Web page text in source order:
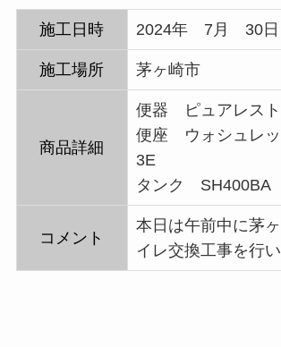
施工日時 2024年 7月 30日
施工場所 茅ヶ崎市
商品詳細
便器 ピュアレス
便座 ウォシュレ
3E
タンク SH400BA
コメント
本日は午前中に茅
イレ交換工事を行い